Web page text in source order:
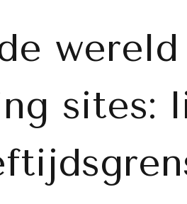
wereld
sites: